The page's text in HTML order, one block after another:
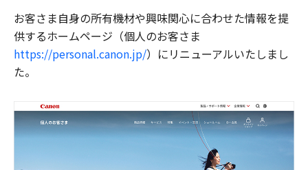
お客さま自身の所有機材や興味関心に合わせた情報を提
供するホームページ（個人のお客さま
https://personal.canon.jp/）にリニューアルいたしまし
た。